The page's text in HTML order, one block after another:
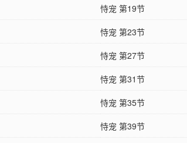
恃宠 第19节
恃宠 第23节
恃宠 第27节
恃宠 第31节
恃宠 第35节
恃宠 第39节